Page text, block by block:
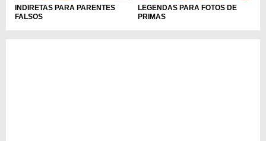
INDIRETAS PARA PARENTES
FALSOS
LEGENDAS PARA FOTOS DE
PRIMAS